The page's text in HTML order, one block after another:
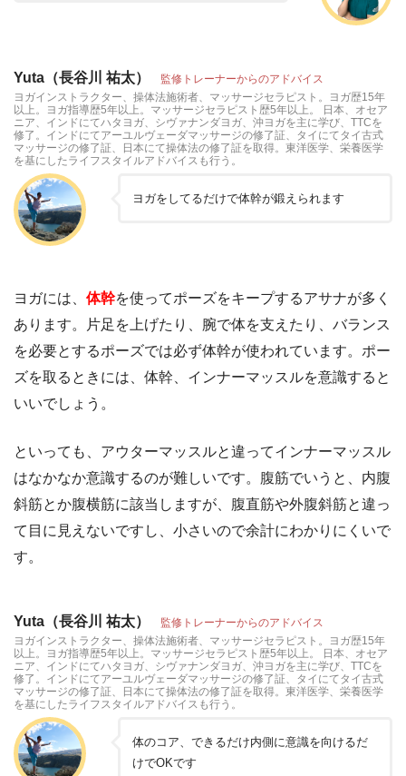
Yuta（長谷川 祐太） 監修トレーナーからのアドバイス
ヨガインストラクター、操体法施術者、マッサージセラピスト。ヨガ歴15年
以上。ヨガ指導歴5年以上。マッサージセラピスト歴5年以上。 日本、オセア
ニア、インドにてハタヨガ、シヴァナンダヨガ、沖ヨガを主に学び、TTCを
修了。インドにてアーユルヴェーダマッサージの修了証、タイにてタイ古式
マッサージの修了証、日本にて操体法の修了証を取得。東洋医学、栄養医学
を基にしたライフスタイルアドバイスも行う。
ヨガをしてるだけで体幹が鍛えられます
ヨガには、 体幹を使ってポーズをキープするアサナが多く
あります。片足を上げたり、腕で体を支えたり、バランス
を必要とするポーズでは必ず体幹が使われています。ポー
ズを取るときには、体幹、インナーマッスルを意識すると
いいでしょう。
といっても、アウターマッスルと違ってインナーマッスル
はなかなか意識するのが難しいです。腹筋でいうと、内腹
斜筋とか腹横筋に該当しますが、腹直筋や外腹斜筋と違っ
て目に見えないですし、小さいので余計にわかりにくいで
す。
Yuta（長谷川 祐太） 監修トレーナーからのアドバイス
ヨガインストラクター、操体法施術者、マッサージセラピスト。ヨガ歴15年
以上。ヨガ指導歴5年以上。マッサージセラピスト歴5年以上。 日本、オセア
ニア、インドにてハタヨガ、シヴァナンダヨガ、沖ヨガを主に学び、TTCを
修了。インドにてアーユルヴェーダマッサージの修了証、タイにてタイ古式
マッサージの修了証、日本にて操体法の修了証を取得。東洋医学、栄養医学
を基にしたライフスタイルアドバイスも行う。
体のコア、できるだけ内側に意識を向けるだ
けでOKです